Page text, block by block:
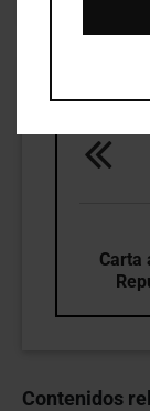
Contenidos
Carta